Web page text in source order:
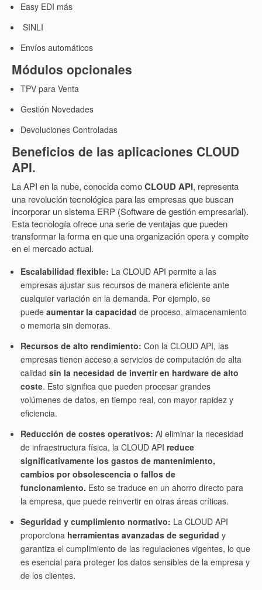
Easy EDI más
SINLI
Envíos automáticos
Módulos opcionales
TPV para Venta
Gestión Novedades
Devoluciones Controladas
Beneficios de las aplicaciones CLOUD
API.
La API en la nube, conocida comoCLOUD API, representa
una revolución tecnológica para las empresas que buscan
incorporar un sistema ERP (Software de gestión empresarial).
Esta tecnología ofrece una serie de ventajas que pueden
transformar la forma en que una organización opera y compite
en el mercado actual.
Escalabilidad flexible: La CLOUD API permite a las
empresas ajustar sus recursos de manera eficiente ante
cualquier variación en la demanda. Por ejemplo, se
puede aumentar la capacidad de proceso, almacenamiento
o memoria sin demoras.
Recursos de alto rendimiento: Con la CLOUD API, las
empresas tienen acceso a servicios de computación de alta
calidad sin la necesidad de invertir en hardware de alto
coste. Esto significa que pueden procesar grandes
volúmenes de datos, en tiempo real, con mayor rapidez y
eficiencia.
Reducción de costes operativos: Al eliminar la necesidad
de infraestructura física, la CLOUD API reduce
significativamente los gastos de mantenimiento,
cambios por obsolescencia o fallos de
funcionamiento. Esto se traduce en un ahorro directo para
la empresa, que puede reinvertir en otras áreas críticas.
Seguridad y cumplimiento normativo: La CLOUD API
proporciona herramientas avanzadas de seguridad y
garantiza el cumplimiento de las regulaciones vigentes, lo que
es esencial para proteger los datos sensibles de la empresa y
de los clientes.